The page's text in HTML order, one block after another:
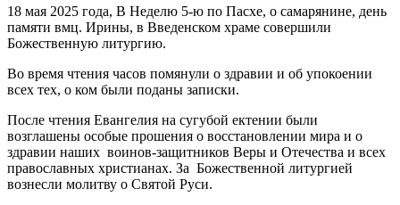
18 мая 2025 года, В Неделю 5-ю по Пасхе, о самарянине, день
памяти вмц. Ирины, в Введенском храме совершили
Божественную литургию.
Во время чтения часов помянули о здравии и об упокоении
всех тех, о ком были поданы записки.
После чтения Евангелия на сугубой ектении были
возглашены особые прошения о восстановлении мира и о
здравии наших воинов-защитников Веры и Отечества и всех
православных христианах. За Божественной литургией
вознесли молитву о Святой Руси.